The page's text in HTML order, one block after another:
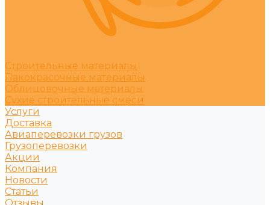
Строительные материалы
Лакокрасочные материалы
Облицовочные материалы
Сухие строительные смеси
Услуги
Доставка
Авиаперевозки грузов
Грузоперевозки
Акции
Компания
Новости
Статьи